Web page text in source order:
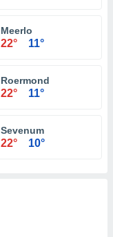
Meerlo
22° 11°
Roermond
22° 11°
Sevenum
22° 10°